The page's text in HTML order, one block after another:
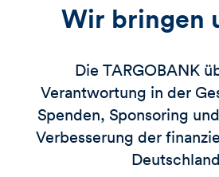
Wir bringen
Die TARGOBANK
Verantwortung in der
Spenden, Sponsoring
Verbesserung der